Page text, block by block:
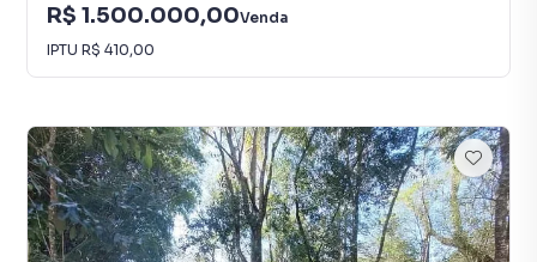
R$ 1.500.000,00Venda
IPTU R$ 410,00